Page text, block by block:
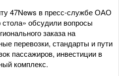
47News в пресс-службе ОАО
обсудили вопросы
заказа на
перевозки, стандарты и пути
пассажиров, инвестиции в
комплекс.